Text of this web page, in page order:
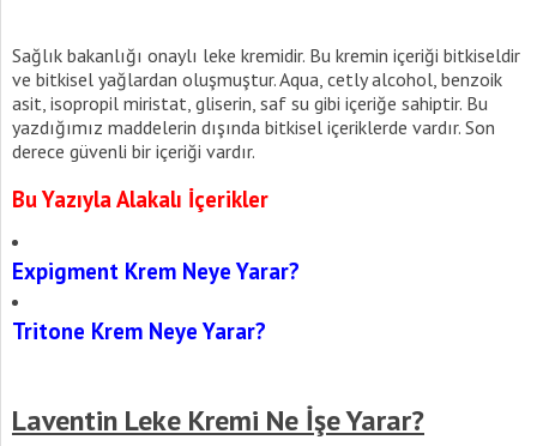
Sağlık bakanlığı onaylı leke kremidir. Bu kremin içeriği bitkiseldir
ve bitkisel yağlardan oluşmuştur. Aqua, cetly alcohol, benzoik
asit, isopropil miristat, gliserin, saf su gibi içeriğe sahiptir. Bu
yazdığımız maddelerin dışında bitkisel içeriklerde vardır. Son
derece güvenli bir içeriği vardır.
Bu Yazıyla Alakalı İçerikler
Expigment Krem Neye Yarar?
Tritone Krem Neye Yarar?
Laventin Leke Kremi Ne İşe Yarar?